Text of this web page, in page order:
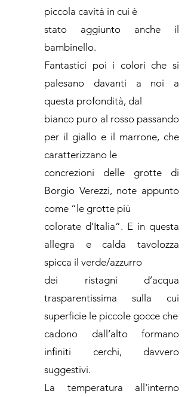
piccola cavità in cui è
stato aggiunto anche il
bambinello.
Fantastici poi i colori che si
palesano davanti a noi a
questa profondità, dal
bianco puro al rosso passando
per il giallo e il marrone, che
caratterizzano le
concrezioni delle grotte di
Borgio Verezzi, note appunto
come “le grotte più
colorate d’Italia”. E in questa
allegra e calda tavolozza
spicca il verde/azzurro
dei ristagni d’acqua
trasparentissima sulla cui
superficie le piccole gocce che
cadono dall’alto formano
infiniti cerchi, davvero
suggestivi.
La temperatura all'interno